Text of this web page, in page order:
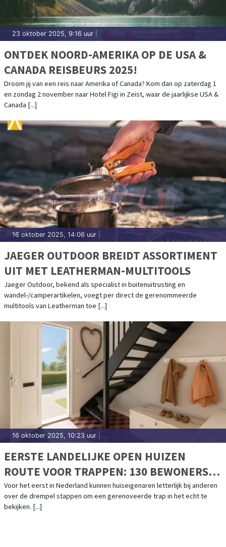
23 oktober 2025, 9:16 uur
ONTDEK NOORD-AMERIKA OP DE USA &
CANADA REISBEURS 2025!
Droom jij van een reis naar Amerika of Canada? Kom dan op zaterdag 1
en zondag 2 november naar Hotel Figi in Zeist, waar de jaarlijkse USA &
Canada [...]
16 oktober 2025, 14:06 uur
JAEGER OUTDOOR BREIDT ASSORTIMENT
UIT MET LEATHERMAN-MULTITOOLS
Jaeger Outdoor, bekend als specialist in buitenuitrusting en
wandel-/camperartikelen, voegt per direct de gerenommeerde
multitools van Leatherman toe [...]
16 oktober 2025, 10:23 uur
EERSTE LANDELIJKE OPEN HUIZEN
ROUTE VOOR TRAPPEN: 130 BEWONERS
OPENEN HUN DEUREN
Voor het eerst in Nederland kunnen huiseigenaren letterlijk bij anderen
over de drempel stappen om een gerenoveerde trap in het echt te
bekijken. [...]